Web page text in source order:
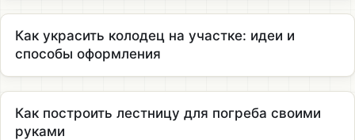
Как украсить колодец на участке: идеи и
способы оформления
Как построить лестницу для погреба своими
руками